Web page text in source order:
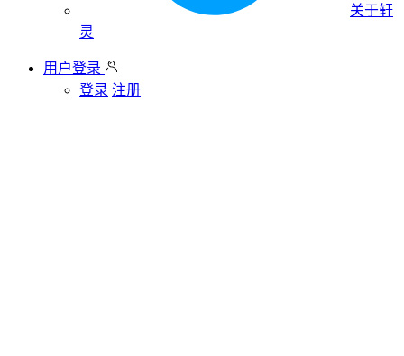
关于轩
灵
用户登录
登录 注册